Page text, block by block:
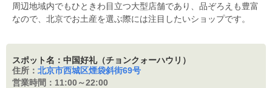
周辺地域内でもひときわ目立つ大型店舗であり、品ぞろえも豊富
なので、北京でお土産を選ぶ際には注目したいショップです。
スポット名：中国好礼（チョンクォーハウリ）
住所： 北京市西城区煙袋斜街69号
営業時間： 11:00～22:00